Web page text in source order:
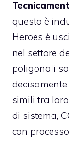
questo è
Heroes è
nel settore
poligonali
simili tra
di sistema,
con